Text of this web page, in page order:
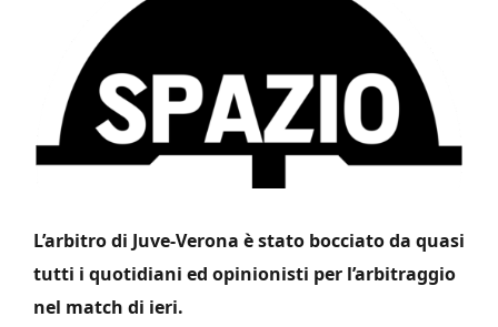
L’arbitro di Juve-Verona è stato bocciato da quasi
tutti i quotidiani ed opinionisti per l’arbitraggio
nel match di ieri.